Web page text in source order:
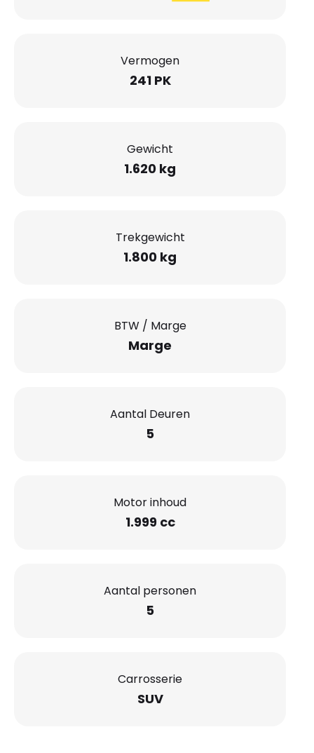
Vermogen
241 PK
Gewicht
1.620 kg
Trekgewicht
1.800 kg
BTW / Marge
Marge
Aantal Deuren
5
Motor inhoud
1.999 cc
Aantal personen
5
Carrosserie
SUV